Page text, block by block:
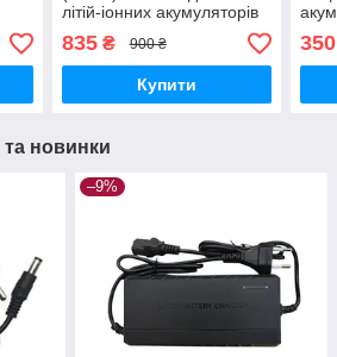
літій-іонних акумуляторів
835₴ 900 ₴
Купити
350
та новинки
–9%